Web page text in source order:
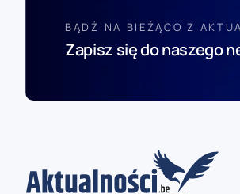
BĄDŹ NA BIEŻĄCO Z
Zapisz się do naszego